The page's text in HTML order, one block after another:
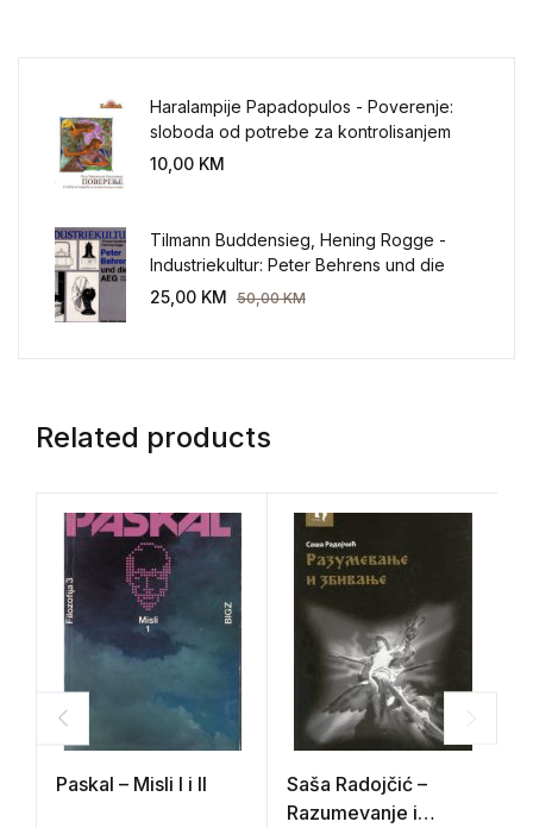
Haralampije Papadopulos - Poverenje:
sloboda od potrebe za kontrolisanjem
sveta
10,00 KM
Tilmann Buddensieg, Hening Rogge -
Industriekultur: Peter Behrens und die
AEG 1907-1914.
25,00 KM 50,00KM
Related products
Paskal – Misli I i II
Saša Radojčić –
Razumevanje i